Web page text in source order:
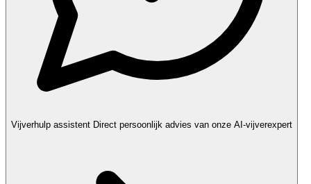
Vijverhulp assistent Direct persoonlijk advies van onze AI-vijverexpert